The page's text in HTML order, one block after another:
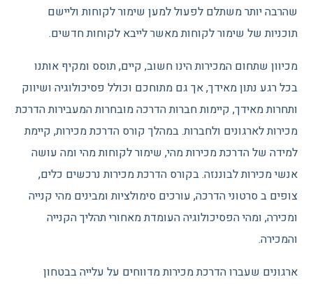
שהרבה יותר משתלם לפעול למען שימור לקוחות וליישם
תוכניות של שימור לקוחות מאשר לייבא לקוחות חדשים.
מכיוון שתחום המכירות הינו חשוב, קיים, תוסס ומקיף אותנו
בכל רגע נתון מאידך, אך גם מתוחכם וכולל פסיכולוגיה ושיווק
ותחרות מאידך, קיימות חברות הדרכה מובחרות המעבירות הדרכת
מכירות לארגונים ולחברות. במהלך קורס הדרכת מכירות, קיימת
למידה של הדרכת מכירות מהי, שימור לקוחות מהי ומה עושה
אנשי מכירות לבוננזה. בקורס הדרכת מכירות נרכשים כלים,
צופים ב סרטוני הדרכה, עורכים סימולציות ומבינים מהי קנייה
ומכירה, ומהי הפסיכולוגיה העומדת מאחורי תהליך הקנייה
והמכירה.
ארגונים שעברו הדרכת מכירות מדווחים על עלייה בבטחון